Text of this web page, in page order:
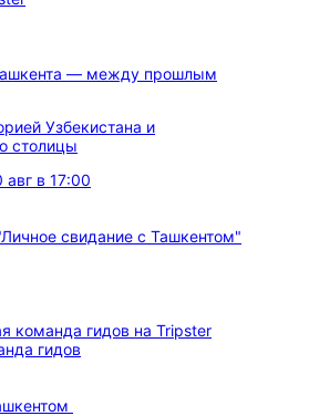
— между прошлым
Узбекистана и
столицы
авг в 17:00
гидов